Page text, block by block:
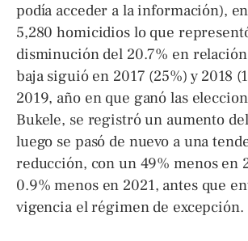
podía acceder a la información),
5,280 homicidios lo que
disminución del 20.7% en
baja siguió en 2017 (25%) y 2018
2019, año en que ganó las
Bukele, se registró un aumento
luego se pasó de nuevo a una
reducción, con un 49% menos en
0.9% menos en 2021, antes que
vigencia el régimen de excepción.